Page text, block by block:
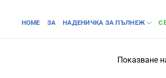
HOME ЗА НАДЕНИЧКА ЗА ПЪЛНЕЖ
Показване